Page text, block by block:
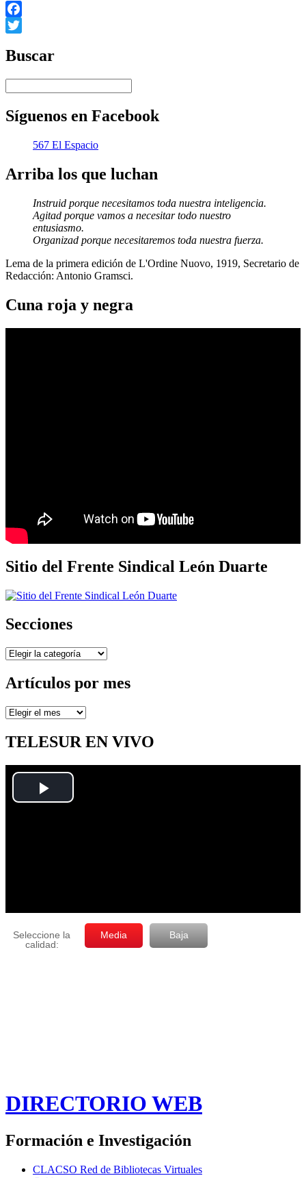
Facebook
Buscar
Síguenos en Facebook
567 El Espacio
Arriba los que luchan
Instruid porque necesitamos toda nuestra inteligencia.
Agitad porque vamos a necesitar todo nuestro
entusiasmo.
Organizad porque necesitaremos toda nuestra fuerza.
Lema de la primera edición de L'Ordine Nuovo, 1919, Secretario de
Redacción: Antonio Gramsci.
Cuna roja y negra
Sitio del Frente Sindical León Duarte
Secciones
Secciones
Artículos por mes
Artículos
mes
TELESUR EN VIVO
DIRECTORIO WEB
Formación e Investigación
CLACSO Red de Bibliotecas Virtuales